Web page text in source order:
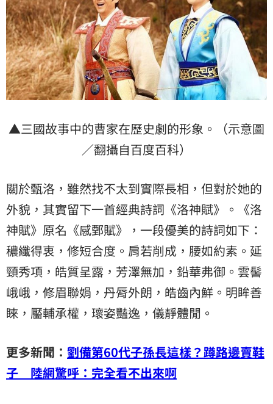
▲三國故事中的曹家在歷史劇的形象。（示意圖
／翻攝自百度百科）
關於甄洛，雖然找不太到實際長相，但對於她的
外貌，其實留下一首經典詩詞《洛神賦》。《洛
神賦》原名《感鄄賦》，一段優美的詩詞如下：
穠纖得衷，修短合度。肩若削成，腰如約素。延
頸秀項，皓質呈露，芳澤無加，鉛華弗御。雲髻
峨峨，修眉聯娟，丹脣外朗，皓齒內鮮。明眸善
睞，靨輔承權，瓌姿豔逸，儀靜體閒。
更多新聞： 劉備第60代子孫長這樣？蹲路邊賣鞋
子 陸網驚呼：完全看不出來啊